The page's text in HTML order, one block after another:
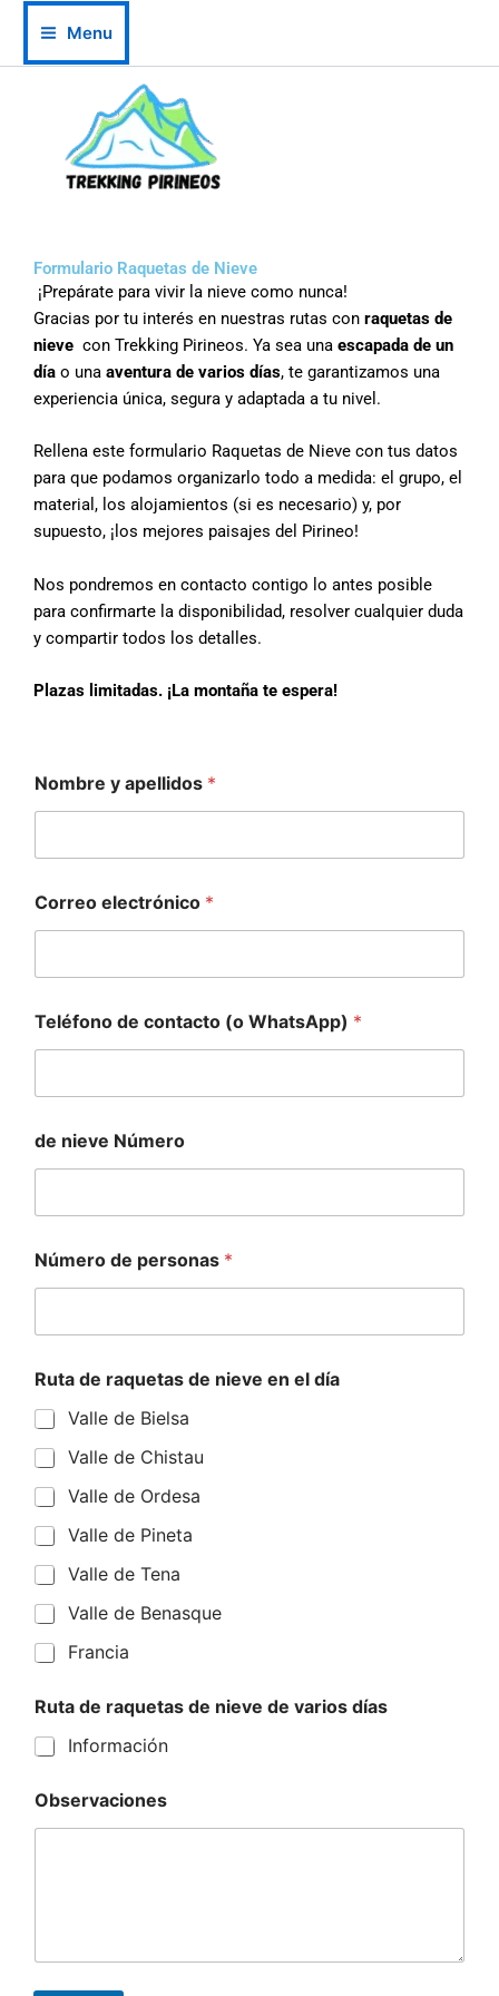
contenido
Menu
Formulario Raquetas de Nieve
¡Prepárate para vivir la nieve como nunca!
Gracias por tu interés en nuestras rutas con raquetas de
nieve con Trekking Pirineos. Ya sea una escapada de un
día o una aventura de varios días, te garantizamos una
experiencia única, segura y adaptada a tu nivel.
Rellena este formulario Raquetas de Nieve con tus datos
para que podamos organizarlo todo a medida: el grupo, el
material, los alojamientos (si es necesario) y, por
supuesto, ¡los mejores paisajes del Pirineo!
Nos pondremos en contacto contigo lo antes posible
para confirmarte la disponibilidad, resolver cualquier duda
y compartir todos los detalles.
Plazas limitadas. ¡La montaña te espera!
Nombre y apellidos *
Correo electrónico *
Teléfono de contacto (o WhatsApp) *
de nieve Número
Número de personas *
Ruta de raquetas de nieve en el día
Valle de Bielsa
Valle de Chistau
Valle de Ordesa
Valle de Pineta
Valle de Tena
Valle de Benasque
Francia
Ruta de raquetas de nieve de varios días
Información
Observaciones